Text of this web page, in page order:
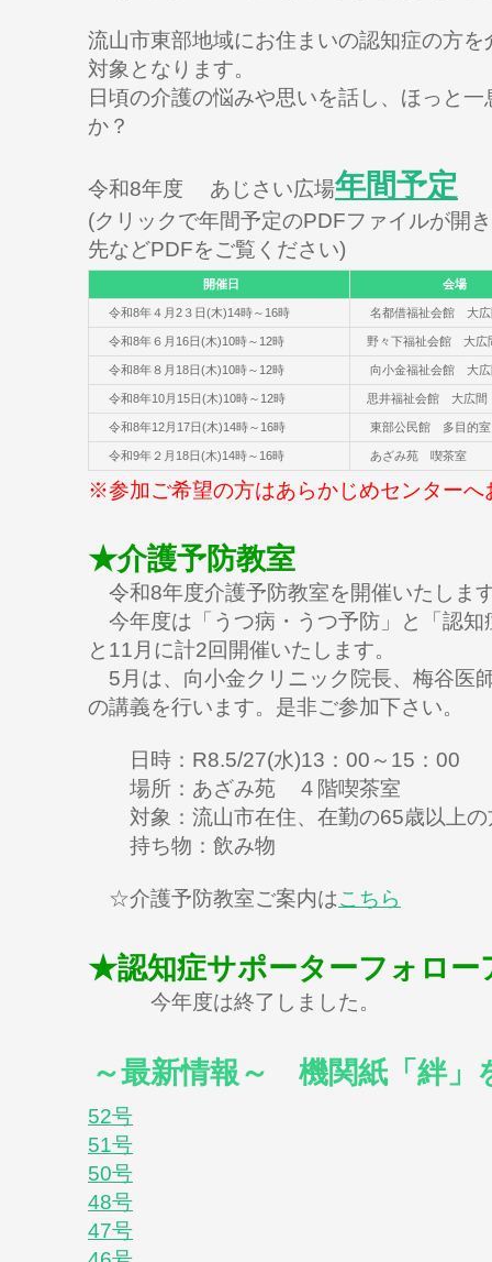
流山市東部地域にお住まいの認知症の方
対象となります。
日頃の介護の悩みや思いを話し、ほっと
か？
令和8年度 あじさい広場年間予定
(クリックで年間予定のPDFファイルが開
先などPDFをご覧ください)
開催日 会場
令和8年４月2３日(木)14時～16時 名都借福祉会館 大広
令和8年６月16日(木)10時～12時 野々下福祉会館 大広
令和8年８月18日(木)10時～12時 向小金福祉会館 大広
令和8年10月15日(木)10時～12時 思井福祉会館 大広間
令和8年12月17日(木)14時～16時 東部公民館 多目的室
令和9年２月18日(木)14時～16時 あざみ苑 喫茶室
※参加ご希望の方はあらかじめセンターへ
★介護予防教室
令和8年度介護予防教室を開催いたしま
今年度は「うつ病・うつ予防」と「認知
と11月に計2回開催いたします。
5月は、向小金クリニック院長、梅谷医
の講義を行います。是非ご参加下さい。
日時：R8.5/27(水)13：00～15：00
場所：あざみ苑 ４階喫茶室
対象：流山市在住、在勤の65歳以上の
持ち物：飲み物
☆介護予防教室ご案内はこちら
★認知症サポーターフォロー
今年度は終了しました。
～最新情報～ 機関紙「絆」
52号
51号
50号
48号
47号